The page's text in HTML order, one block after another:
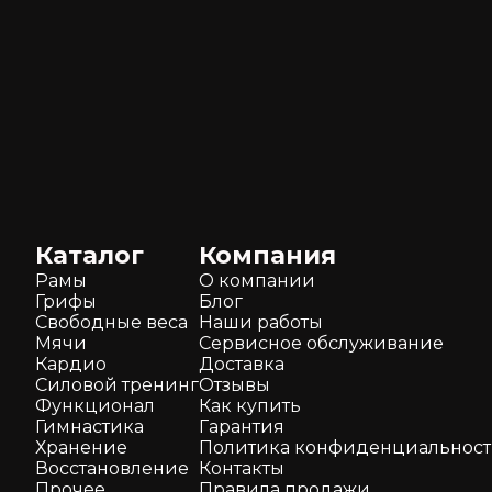
Каталог
Рамы
Грифы
Свободные веса
Мячи
Кардио
Силовой тренинг
Функционал
Гимнастика
Хранение
Восстановление
Компания
О компании
Блог
Наши работы
Сервисное обслуживание
Доставка
Отзывы
Как кyпить
Гарантия
Политика
Контакты